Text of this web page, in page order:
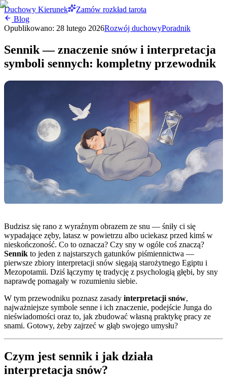
Duchowy Kierunek
Zamów rozkład tarota
Blog
Opublikowano: 28 lutego 2026Rozwój duchowyPoradnik
Sennik — znaczenie snów i interpretacja
symboli sennych: kompletny przewodnik
Budzisz się rano z wyraźnym obrazem ze snu — śniły ci się
wypadające zęby, latasz w powietrzu albo uciekasz przed kimś w
nieskończoność. Co to oznacza? Czy sny w ogóle coś znaczą?
Sennik to jeden z najstarszych gatunków piśmiennictwa —
pierwsze zbiory interpretacji snów sięgają starożytnego Egiptu i
Mezopotamii. Dziś łączymy tę tradycję z psychologią głębi, by sny
naprawdę pomagały w rozumieniu siebie.
W tym przewodniku poznasz zasady interpretacji snów,
najważniejsze symbole senne i ich znaczenie, podejście Junga do
nieświadomości oraz to, jak zbudować własną praktykę pracy ze
snami. Gotowy, żeby zajrzeć w głąb swojego umysłu?
Czym jest sennik i jak działa
interpretacja snów?